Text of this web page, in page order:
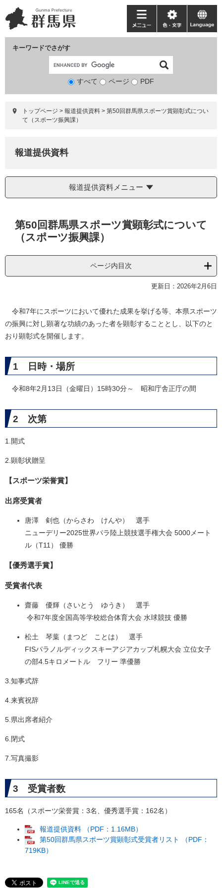
ー
ジ
ニ
ュ
て
キーワードでさがす
検
象
すべて ページ PDF
メ
ニ
ー
色・
文
language
トップページ > 報道提供資料 > 第50回群馬県スポーツ賞顕彰式につい
て（スポーツ振興課）
報道提供資料
報道提供資料メニュー
第50回群馬県スポーツ賞顕彰式について
（スポーツ振興課）
ページ内目次
更新日：2026年2月6日
令和7年にスポーツにおいて優れた成果を挙げる等、本県スポーツ
の振興に対し顕著な功績のあった者を顕彰することとし、以下のと
おり顕彰式を開催します。
1 日時・場所
令和8年2月13日（金曜日）15時30分～ 昭和庁舎正庁の間
2 次第
1.開式
2.顕彰状贈呈
【スポーツ栄誉賞】
出席受賞者
唐澤 剣也（からさわ けんや） 選手
ニューデリー2025世界パラ陸上競技選手権大会 5000メート
ル（T11） 優勝
【優秀選手賞】
受賞者代表
齋藤 優輝（さいとう ゆうき） 選手
令和7年度全国高等学校総合体育大会 水球競技 優勝
松土 琴葉（まつど ことは） 選手
FISパラノルディックスキーアジアカップ札幌大会 立位女子
の部4.5キロメートル フリー 準優勝
3.知事式辞
4.来賓祝辞
5.県出席者紹介
6.閉式
7.写真撮影
3 受賞者数
165名（スポーツ栄誉賞：3名、優秀選手賞：162名）
報道提供資料 （PDF：1.16MB）
第50回群馬県スポーツ賞顕彰式受賞者リスト （PDF：
719KB）